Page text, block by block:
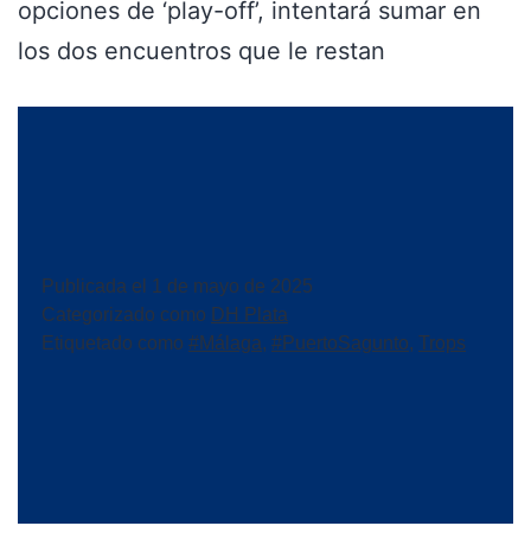
opciones de ‘play-off’, intentará sumar en
los dos encuentros que le restan
Publicada el
1 de mayo de 2025
Categorizado como DH Plata
Etiquetado como #Málaga, #PuertoSagunto, Trops